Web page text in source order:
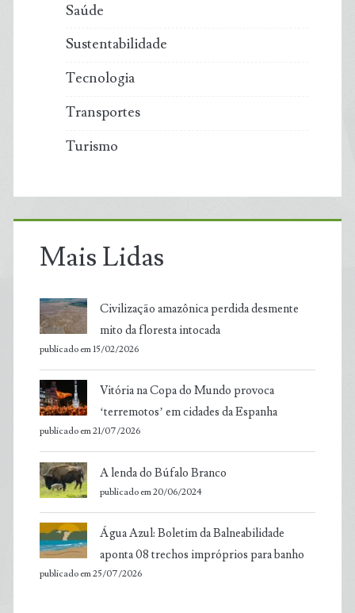
Saúde
Sustentabilidade
Tecnologia
Transportes
Turismo
Mais Lidas
Civilização amazônica perdida desmente
mito da floresta intocada
publicado em 15/02/2026
Vitória na Copa do Mundo provoca
‘terremotos’ em cidades da Espanha
publicado em 21/07/2026
A lenda do Búfalo Branco
publicado em 20/06/2024
Água Azul: Boletim da Balneabilidade
aponta 08 trechos impróprios para banho
publicado em 25/07/2026